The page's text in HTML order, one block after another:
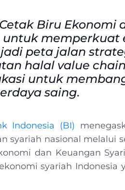
Biru Ekonomi
untuk memperkuat
peta jalan
halal value
untuk
saing.
Indonesia (BI)
syariah nasional melalui
dan Keuangan
syariah Indonesia